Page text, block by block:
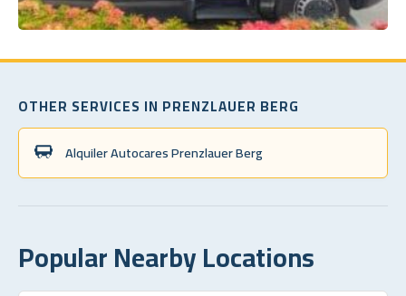
OTHER SERVICES IN PRENZLAUER BERG
Alquiler Autocares Prenzlauer Berg
Popular Nearby Locations